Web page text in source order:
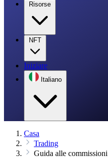
Risorse
NFT
Iniziare
Italiano
Casa
Trading
Guida alle